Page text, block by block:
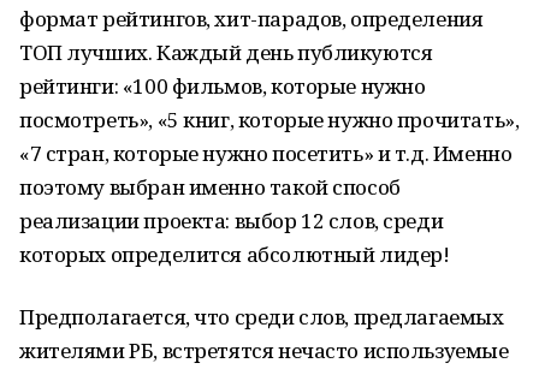
формат рейтингов, хит-парадов, определения
ТОП лучших. Каждый день публикуются
рейтинги: «100 фильмов, которые нужно
посмотреть», «5 книг, которые нужно прочитать»,
«7 стран, которые нужно посетить» и т.д. Именно
поэтому выбран именно такой способ
реализации проекта: выбор 12 слов, среди
которых определится абсолютный лидер!
Предполагается, что среди слов, предлагаемых
жителями РБ, встретятся нечасто используемые